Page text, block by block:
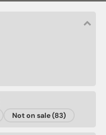
Not on sale (83)